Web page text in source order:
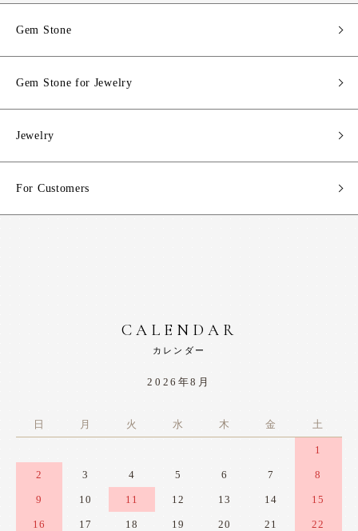
Gem Stone
Gem Stone for Jewelry
Jewelry
For Customers
CALENDAR
カレンダー
2026年8月
日 月 火 水 木 金 土
1
2 3 4 5 6 7 8
9 10 11 12 13 14 15
16 17 18 19 20 21 22